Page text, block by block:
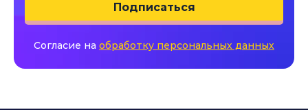
Подписаться
Согласие на обработку персональных данных